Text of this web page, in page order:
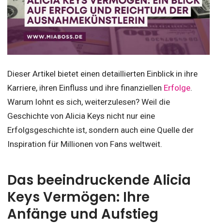
Dieser Artikel bietet einen detaillierten Einblick in ihre
Karriere, ihren Einfluss und ihre finanziellen Erfolge.
Warum lohnt es sich, weiterzulesen? Weil die
Geschichte von Alicia Keys nicht nur eine
Erfolgsgeschichte ist, sondern auch eine Quelle der
Inspiration für Millionen von Fans weltweit.
Das beeindruckende Alicia
Keys Vermögen: Ihre
Anfänge und Aufstieg